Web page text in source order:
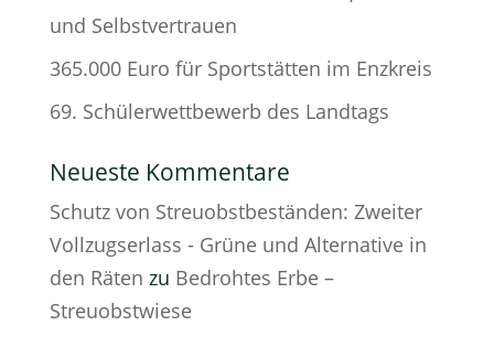
und Selbstvertrauen
365.000 Euro für Sportstätten im Enzkreis
69. Schülerwettbewerb des Landtags
Neueste Kommentare
Schutz von Streuobstbeständen: Zweiter
Vollzugserlass - Grüne und Alternative in
den Räten zu Bedrohtes Erbe –
Streuobstwiese